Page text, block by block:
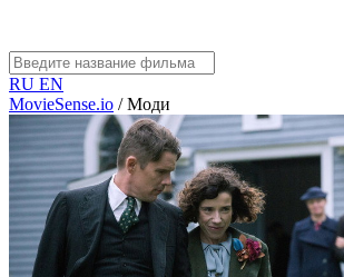
RU EN
MovieSense.io / Моди